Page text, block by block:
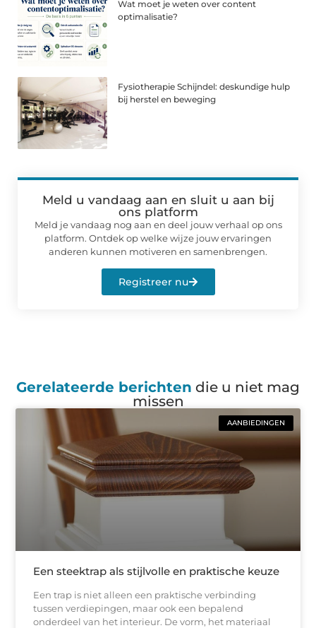
Wat moet je weten over content
optimalisatie?
Fysiotherapie Schijndel: deskundige hulp
bij herstel en beweging
Meld u vandaag aan en sluit u aan bij
ons platform
Meld je vandaag nog aan en deel jouw verhaal op ons
platform. Ontdek op welke wijze jouw ervaringen
anderen kunnen motiveren en samenbrengen.
Registreer nu
Gerelateerde berichten die u niet mag
missen
AANBIEDINGEN
Een steektrap als stijlvolle en praktische keuze
Een trap is niet alleen een praktische verbinding
tussen verdiepingen, maar ook een bepalend
onderdeel van het interieur. De vorm, het materiaal